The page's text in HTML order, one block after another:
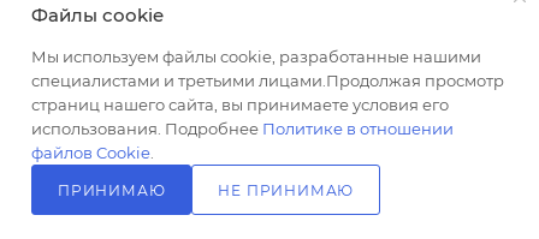
Файлы cookie
Мы используем файлы cookie, разработанные нашими
специалистами и третьими лицами.Продолжая просмотр
страниц нашего сайта, вы принимаете условия его
использования. Подробнее Политике в отношении
файлов Cookie
ПРИНИМАЮ НЕ ПРИНИМАЮ